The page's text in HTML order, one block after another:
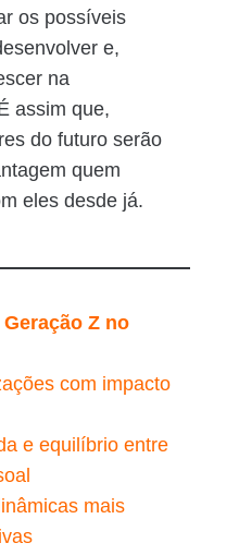
os possíveis
e,
na
assim que,
do futuro serão
quem
eles desde já.
Z no
com impacto
e equilíbrio entre
mais